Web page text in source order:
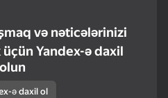
və nəticələrinizi
Yandex-ə daxil
olun
ə daxil ol